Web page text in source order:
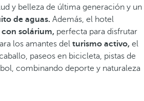
y belleza de última generación y un
de aguas. Además, el hotel
con solárium, perfecta para disfrutar
los amantes del turismo activo, el
paseos en bicicleta, pistas de
combinando deporte y naturaleza